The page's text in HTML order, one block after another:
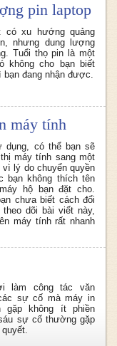
pin laptop
có xu hướng quảng
nhưng dung lượng
Tuổi thọ pin là một
không cho bạn biết
đang nhận được.
máy tính
dụng, có thể bạn sẽ
máy tính sang một
lý do chuyển quyền
bạn không thích tên
hộ bạn đặt cho.
chưa biết cách đổi
dõi bài viết này,
máy tính rất nhanh
làm công tác văn
sự cố mà máy in
gặp không ít phiền
sự cố thường gặp